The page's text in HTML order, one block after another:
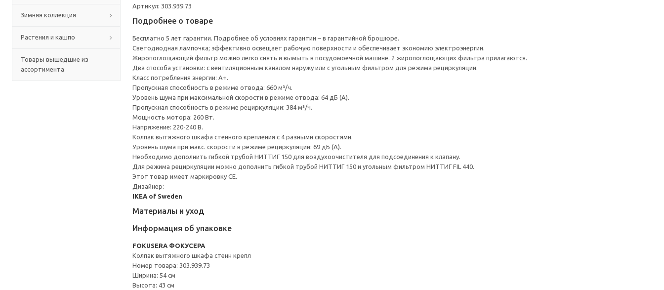
Зимняя коллекция
Растения и кашпо
Товары вышедшие из
ассортимента
Артикул: 303.939.73
Подробнее о товаре
Бесплатно 5 лет гарантии. Подробнее об условиях гарантии – в гарантийной брошюре.
Светодиодная лампочка; эффективно освещает рабочую поверхности и обеспечивает экономию электроэнергии.
Жиропоглощающий фильтр можно легко снять и вымыть в посудомоечной машине. 2 жиропоглощающих фильтра прилагаются.
Два способа установки: с вентиляционным каналом наружу или с угольным фильтром для режима рециркуляции.
Класс потребления энергии: А+.
Пропускная способность в режиме отвода: 660 м³/ч.
Уровень шума при максимальной скорости в режиме отвода: 64 дБ (А).
Пропускная способность в режиме рециркуляции: 384 м³/ч.
Мощность мотора: 260 Вт.
Напряжение: 220-240 В.
Колпак вытяжного шкафа стенного крепления с 4 разными скоростями.
Уровень шума при макс. скорости в режиме рециркуляции: 69 дБ (А).
Необходимо дополнить гибкой трубой НИТТИГ 150 для воздухоочистителя для подсоединения к клапану.
Для режима рециркуляции можно дополнить гибкой трубой НИТТИГ 150 и угольным фильтром НИТТИГ FIL 440.
Этот товар имеет маркировку CE.
Дизайнер:
IKEA of Sweden
Материалы и уход
Информация об упаковке
FOKUSERA ФОКУСЕРА
Колпак вытяжного шкафа стенн крепл
Номер товара: 303.939.73
Ширина: 54 см
Высота: 43 см